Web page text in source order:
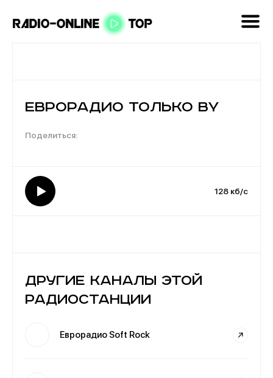
Еврорадио Только BY
128 кб/с
Другие каналы этой
радиостанции
Еврорадио Soft Rock